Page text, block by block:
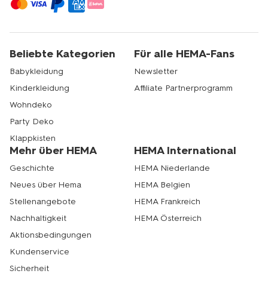
Beliebte Kategorien
Babykleidung
Kinderkleidung
Wohndeko
Party Deko
Klappkisten
Für alle HEMA-Fans
Newsletter
Affiliate Partnerprogramm
Mehr über HEMA
Geschichte
Neues über Hema
Stellenangebote
Nachhaltigkeit
Aktionsbedingungen
Kundenservice
Sicherheit
HEMA International
HEMA Niederlande
HEMA Belgien
HEMA Frankreich
HEMA Österreich